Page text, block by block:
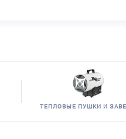
ТЕПЛОВЫЕ ПУШКИ И